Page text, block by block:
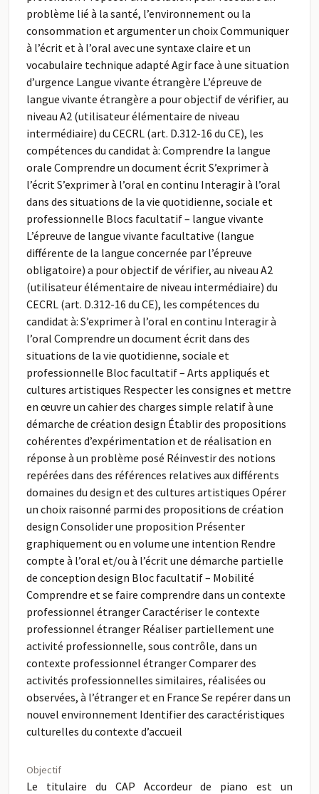
problème lié à la santé, l’environnement ou la
consommation et argumenter un choix Communiquer
à l’écrit et à l’oral avec une syntaxe claire et un
vocabulaire technique adapté Agir face à une situation
d’urgence Langue vivante étrangère L’épreuve de
langue vivante étrangère a pour objectif de vérifier, au
niveau A2 (utilisateur élémentaire de niveau
intermédiaire) du CECRL (art. D.312-16 du CE), les
compétences du candidat à: Comprendre la langue
orale Comprendre un document écrit S’exprimer à
l’écrit S’exprimer à l’oral en continu Interagir à l’oral
dans des situations de la vie quotidienne, sociale et
professionnelle Blocs facultatif – langue vivante
L’épreuve de langue vivante facultative (langue
différente de la langue concernée par l’épreuve
obligatoire) a pour objectif de vérifier, au niveau A2
(utilisateur élémentaire de niveau intermédiaire) du
CECRL (art. D.312-16 du CE), les compétences du
candidat à: S’exprimer à l’oral en continu Interagir à
l’oral Comprendre un document écrit dans des
situations de la vie quotidienne, sociale et
professionnelle Bloc facultatif – Arts appliqués et
cultures artistiques Respecter les consignes et mettre
en œuvre un cahier des charges simple relatif à une
démarche de création design Établir des propositions
cohérentes d’expérimentation et de réalisation en
réponse à un problème posé Réinvestir des notions
repérées dans des références relatives aux différents
domaines du design et des cultures artistiques Opérer
un choix raisonné parmi des propositions de création
design Consolider une proposition Présenter
graphiquement ou en volume une intention Rendre
compte à l’oral et/ou à l’écrit une démarche partielle
de conception design Bloc facultatif – Mobilité
Comprendre et se faire comprendre dans un contexte
professionnel étranger Caractériser le contexte
professionnel étranger Réaliser partiellement une
activité professionnelle, sous contrôle, dans un
contexte professionnel étranger Comparer des
activités professionnelles similaires, réalisées ou
observées, à l’étranger et en France Se repérer dans un
nouvel environnement Identifier des caractéristiques
culturelles du contexte d’accueil
Objectif
Le titulaire du CAP Accordeur de piano est un